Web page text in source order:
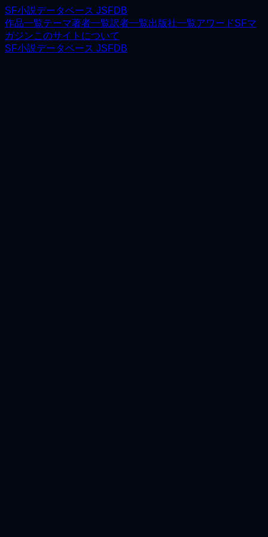
SF小説データベース JSFDB
作品一覧テーマ著者一覧訳者一覧出版社一覧アワードSFマ
ガジンこのサイトについて
SF小説データベース JSFDB